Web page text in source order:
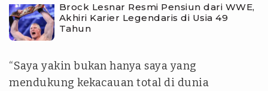
Brock Lesnar Resmi Pensiun dari WWE,
Akhiri Karier Legendaris di Usia 49
Tahun
“Saya yakin bukan hanya saya yang
mendukung kekacauan total di dunia